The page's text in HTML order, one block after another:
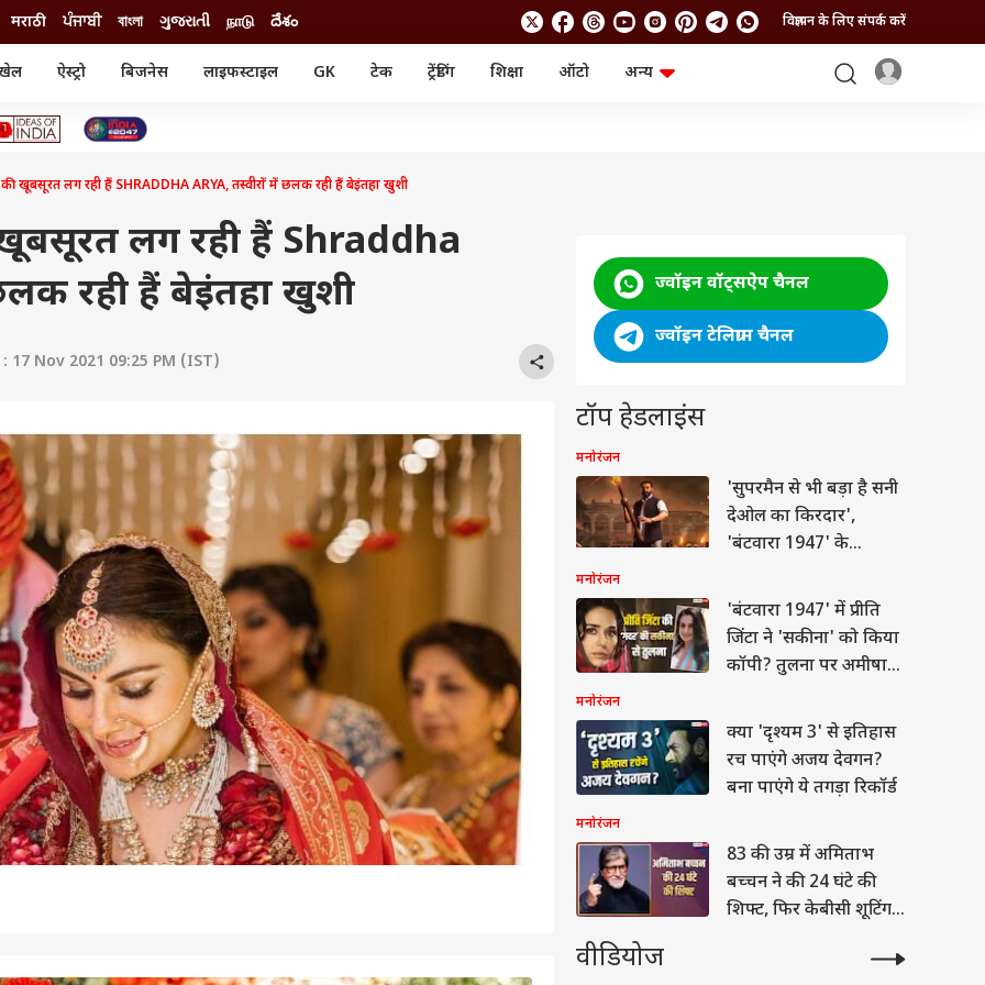
मराठी ਪੰਜਾਬੀ বাংলা ગુજરાતી நாடு దేశం विज्ञापन के लिए संपर्क करें
ऐस्ट्रो बिजनेस लाइफस्टाइल GK टेक ट्रेंडिंग शिक्षा ऑटो
अन्य
सिनेमा
गैजेट
रिजल्ट
नौकरी
फोटो गैलरी
जनरल नॉलेज
यूटिलिटी न्यूज़
खूबसूरत लग रही हैं SHRADDHA ARYA, तस्वीरों में छलक रही हैं बेइंतहा खुशी
खूबसूरत लग रही हैं Shraddha
रही हैं बेइंतहा खुशी
Nov 2021 09:25 PM (IST)
ज्वॉइन वॉट्सऐप चैनल
ज्वॉइन टेलिग्राम चैनल
टॉप हेडलाइंस
मनोरंजन
'सुपरमैन से भी बड़ा है सनी
देओल का किरदार',
'बंटवारा 1947' के
मनोरंजन
'बंटवारा 1947' में प्रीति
जिंटा ने 'सकीना' को किया
कॉपी? तुलना पर अमीषा
मनोरंजन
क्या 'दृश्यम 3' से इतिहास
रच पाएंगे अजय देवगन?
बना पाएंगे ये तगड़ा रिकॉर्ड
मनोरंजन
83 की उम्र में अमिताभ
बच्चन ने की 24 घंटे की
शिफ्ट, फिर केबीसी शूटिंग
वीडियोज